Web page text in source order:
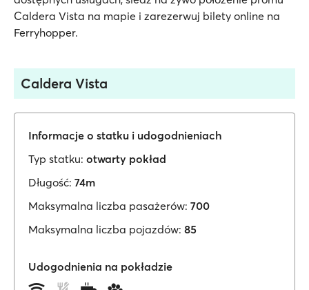
Caldera Vista na mapie i zarezerwuj bilety online na
Ferryhopper.
Caldera Vista
Informacje o statku i udogodnieniach
Typ statku: otwarty pokład
Długość: 74m
Maksymalna liczba pasażerów: 700
Maksymalna liczba pojazdów: 85
Udogodnienia na pokładzie